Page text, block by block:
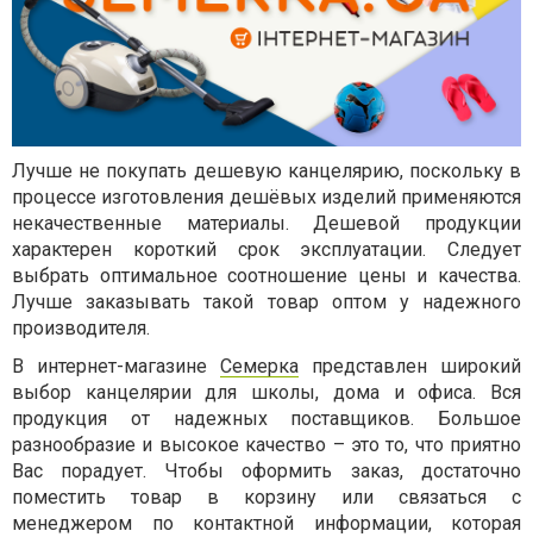
Лучше не покупать дешевую канцелярию, поскольку в
процессе изготовления дешёвых изделий применяются
некачественные материалы. Дешевой продукции
характерен короткий срок эксплуатации. Следует
выбрать оптимальное соотношение цены и качества.
Лучше заказывать такой товар оптом у надежного
производителя.
В интернет-магазине Семерка представлен широкий
выбор канцелярии для школы, дома и офиса. Вся
продукция от надежных поставщиков. Большое
разнообразие и высокое качество – это то, что приятно
Вас порадует. Чтобы оформить заказ, достаточно
поместить товар в корзину или связаться с
менеджером по контактной информации, которая